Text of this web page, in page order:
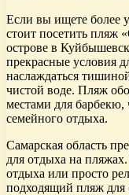
Если вы ищете более
стоит посетить пляж
острове в
прекрасные условия
наслаждаться
чистой воде. Пляж
местами для барбекю,
семейного отдыха.
Самарская область
для отдыха на
отдыха или просто
подходящий пляж для